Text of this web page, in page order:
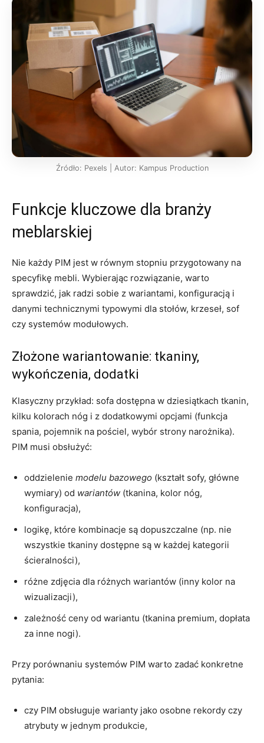
Źródło: Pexels | Autor: Kampus Production
Funkcje kluczowe dla branży
meblarskiej
Nie każdy PIM jest w równym stopniu przygotowany na
specyfikę mebli. Wybierając rozwiązanie, warto
sprawdzić, jak radzi sobie z wariantami, konfiguracją i
danymi technicznymi typowymi dla stołów, krzeseł, sof
czy systemów modułowych.
Złożone wariantowanie: tkaniny,
wykończenia, dodatki
Klasyczny przykład: sofa dostępna w dziesiątkach tkanin,
kilku kolorach nóg i z dodatkowymi opcjami (funkcja
spania, pojemnik na pościel, wybór strony narożnika).
PIM musi obsłużyć:
oddzielenie modelu bazowego (kształt sofy, główne
wymiary) od wariantów (tkanina, kolor nóg,
konfiguracja),
logikę, które kombinacje są dopuszczalne (np. nie
wszystkie tkaniny dostępne są w każdej kategorii
ścieralności),
różne zdjęcia dla różnych wariantów (inny kolor na
wizualizacji),
zależność ceny od wariantu (tkanina premium, dopłata
za inne nogi).
Przy porównaniu systemów PIM warto zadać konkretne
pytania:
czy PIM obsługuje warianty jako osobne rekordy czy
atrybuty w jednym produkcie,